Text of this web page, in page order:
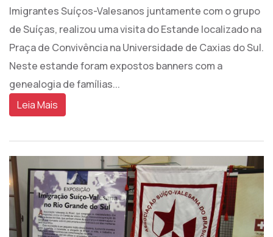
Imigrantes Suíços-Valesanos juntamente com o grupo
de Suíças, realizou uma visita do Estande localizado na
Praça de Convivência na Universidade de Caxias do Sul.
Neste estande foram expostos banners com a
genealogia de famílias...
Leia Mais